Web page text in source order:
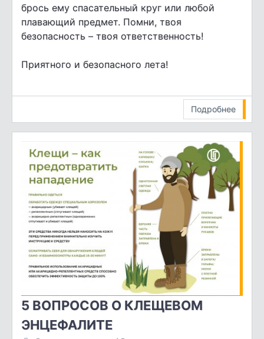
брось ему спасательный круг или любой
плавающий предмет. Помни, твоя
безопасность – твоя ответственность!
Приятного и безопасного лета!
Подробнее
5 ВОПРОСОВ О КЛЕЩЕВОМ
ЭНЦЕФАЛИТЕ